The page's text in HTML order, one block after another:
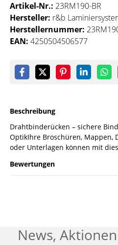
Artikel-Nr.: 23RM190-BR
Hersteller: r&b
Herstellernummer:
EAN: 4250504506577
Beschreibung
Drahtbinderücken – sichere
OptikIhre Broschüren, Mappen,
oder Unterlagen können mit
Bewertungen
News,